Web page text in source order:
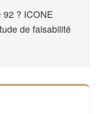
92 ? ICONE
de faisabilité